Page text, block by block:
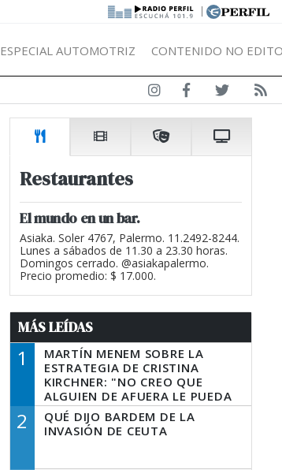
|
ESPECIAL AUTOMOTRIZ CONTENIDO NO
Restaurantes
El mundo en un bar.
Asiaka. Soler 4767, Palermo. 11.2492-8244.
Lunes a sábados de 11.30 a 23.30 horas.
Domingos cerrado. @asiakapalermo.
Precio promedio: $ 17.000.
MÁS LEÍDAS
1
MARTÍN MENEM SOBRE LA
ESTRATEGIA DE CRISTINA
KIRCHNER: "NO CREO QUE
ALGUIEN DE AFUERA LE PUEDA
DECIR A LA JUSTICIA LO QUE
TIENE QUE HACER"
2
QUÉ DIJO BARDEM DE LA
INVASIÓN DE CEUTA